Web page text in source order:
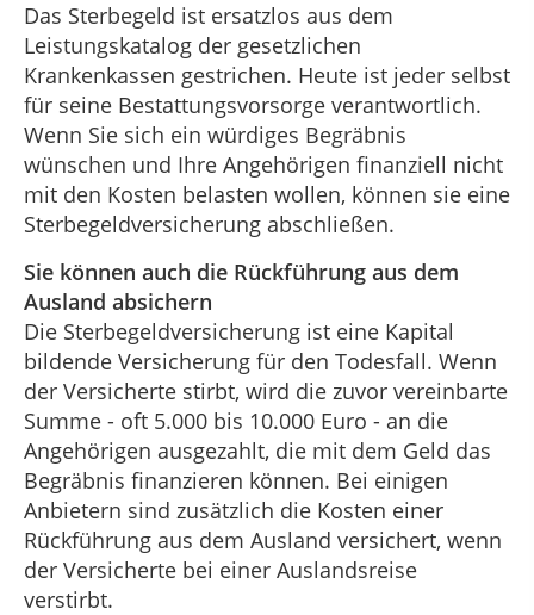
Das Sterbegeld ist ersatzlos aus dem
Leistungskatalog der gesetzlichen
Krankenkassen gestrichen. Heute ist jeder selbst
für seine Bestattungsvorsorge verantwortlich.
Wenn Sie sich ein würdiges Begräbnis
wünschen und Ihre Angehörigen finanziell nicht
mit den Kosten belasten wollen, können sie eine
Sterbegeldversicherung abschließen.
Sie können auch die Rückführung aus dem
Ausland absichern
Die Sterbegeldversicherung ist eine Kapital
bildende Versicherung für den Todesfall. Wenn
der Versicherte stirbt, wird die zuvor vereinbarte
Summe - oft 5.000 bis 10.000 Euro - an die
Angehörigen ausgezahlt, die mit dem Geld das
Begräbnis finanzieren können. Bei einigen
Anbietern sind zusätzlich die Kosten einer
Rückführung aus dem Ausland versichert, wenn
der Versicherte bei einer Auslandsreise
verstirbt.